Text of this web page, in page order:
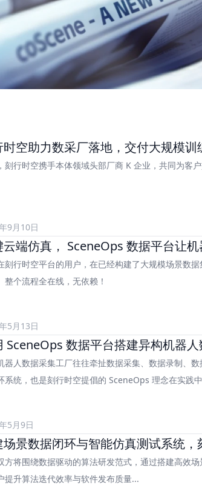
时空助力数采厂落地，交付大规模训
刻行时空携手本体领域头部厂商 K 企业，共同为客
9月10日
云端仿真， SceneOps 数据平台让
刻行时空平台的用户，在已经构建了大规模场景数
整个流程全在线，无依赖！
5月13日
SceneOps 数据平台搭建异构机器
器人数据采集工厂往往牵扯数据采集、数据录制、
系统，也是刻行时空提倡的 SceneOps 理念在实践
5月9日
场景数据闭环与智能仿真测试系统
方将围绕数据驱动的算法研发范式，通过搭建高效
提升算法迭代效率与软件发布质量...